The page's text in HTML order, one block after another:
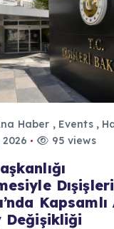
Haber , Events,
95 views
Dışişleri
Değişikliği